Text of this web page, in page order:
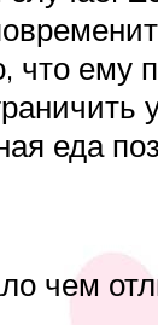
что ему
еда
чем